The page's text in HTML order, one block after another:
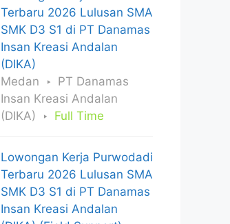
Terbaru 2026 Lulusan SMA
SMK D3 S1 di PT Danamas
Insan Kreasi Andalan
(DIKA)
Medan
PT Danamas
Insan Kreasi Andalan
(DIKA)
Full Time
Lowongan Kerja Purwodadi
Terbaru 2026 Lulusan SMA
SMK D3 S1 di PT Danamas
Insan Kreasi Andalan